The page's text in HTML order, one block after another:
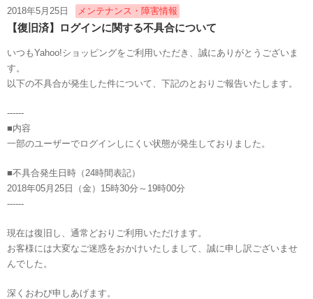
2018年5月25日 メンテナンス・障害情報
【復旧済】ログインに関する不具合について
いつもYahoo!ショッピングをご利用いただき、誠にありがとうございま
す。
以下の不具合が発生した件について、下記のとおりご報告いたします。
------
■内容
一部のユーザーでログインしにくい状態が発生しておりました。
■不具合発生日時（24時間表記）
2018年05月25日（金）15時30分～19時00分
------
現在は復旧し、通常どおりご利用いただけます。
お客様には大変なご迷惑をおかけいたしまして、誠に申し訳ございませ
んでした。
深くおわび申しあげます。